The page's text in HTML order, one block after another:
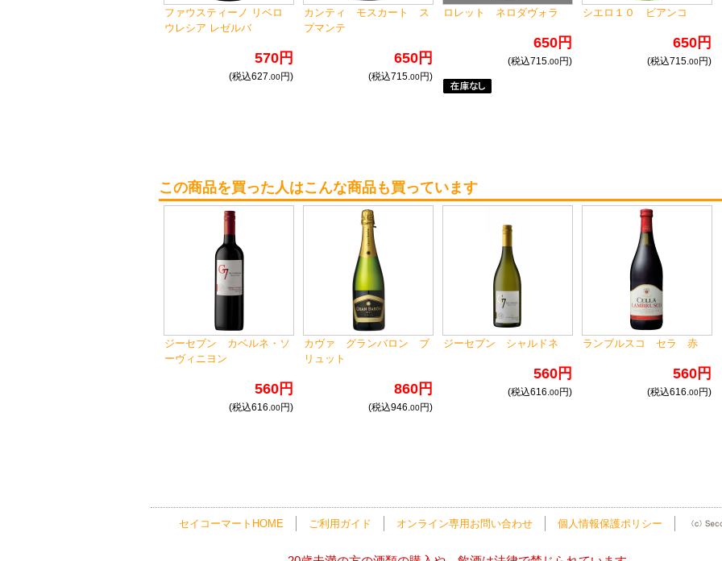
ファウスティーノ リベロ
ウレシア レゼルバ
570円
(税込627.00円)
カンティ モスカート ス
プマンテ
650円
(税込715.00円)
ロレット ネロダヴォラ
650円
(税込715.00円)
シエロ１０ ビアンコ
650円
(税込715.00円)
この商品を買った人はこんな商品も買っています
ジーセブン カベルネ・ソ
ーヴィニヨン
560円
(税込616.00円)
カヴァ グランバロン ブ
リュット
860円
(税込946.00円)
ジーセブン シャルドネ
560円
(税込616.00円)
ランブルスコ セラ 赤
560円
(税込616.00円)
セイコーマートHOME ご利用ガイド オンライン専用お問い合わせ 個人情報保護ポリシー